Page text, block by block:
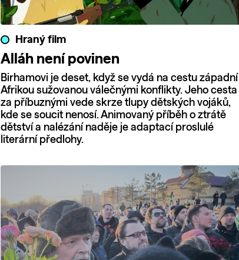
Hraný film
Alláh není povinen
Birhamovi je deset, když se vydá na cestu západní
Afrikou sužovanou válečnými konflikty. Jeho cesta
za příbuznými vede skrze tlupy dětských vojáků,
kde se soucit nenosí. Animovaný příběh o ztrátě
dětství a nalézání naděje je adaptací proslulé
literární předlohy.